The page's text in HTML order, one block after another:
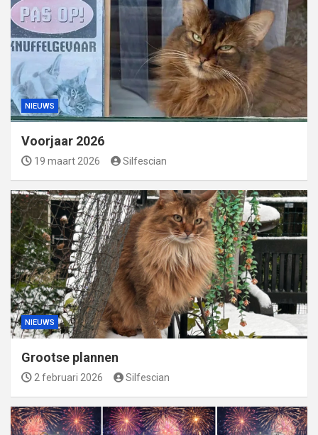
NIEUWS
Voorjaar 2026
19 maart 2026 Silfescian
NIEUWS
Grootse plannen
2 februari 2026 Silfescian